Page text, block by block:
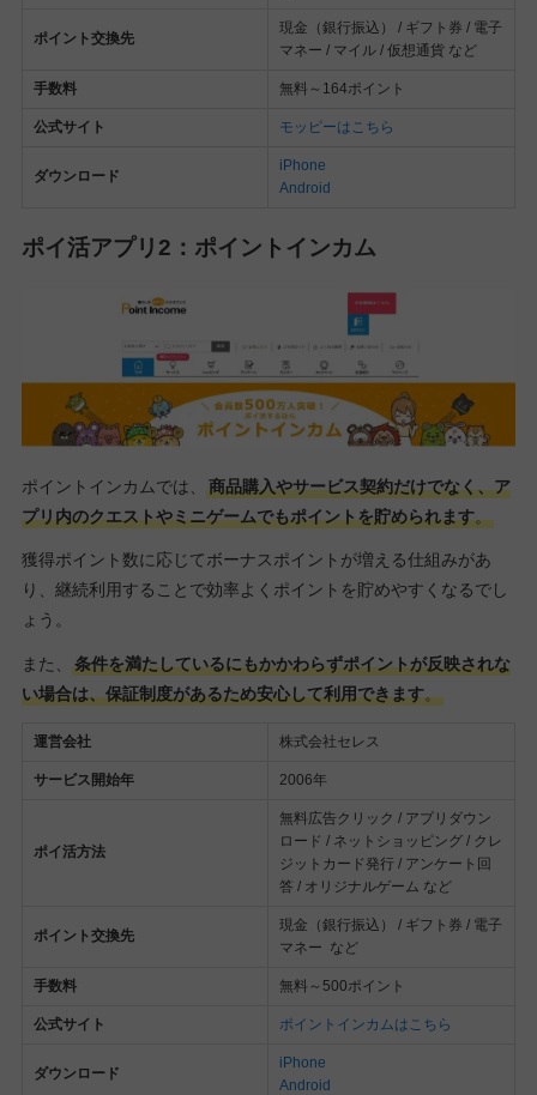
ポイント交換先
現金（銀行振込） / ギフト券 / 電子
マネー / マイル / 仮想通貨 など
手数料 無料～164ポイント
公式サイト モッピーはこちら
ダウンロード
iPhone
Android
ポイ活アプリ2：ポイントインカム
ポイントインカムでは、
商品購入やサービス契約だけでなく、ア
プリ内のクエストやミニゲームでもポイントを貯められます。
獲得ポイント数に応じてボーナスポイントが増える仕組みがあ
り、継続利用することで効率よくポイントを貯めやすくなるでし
ょう。
また、
条件を満たしているにもかかわらずポイントが反映されな
い場合は、保証制度があるため安心して利用できます。
運営会社 株式会社セレス
サービス開始年 2006年
ポイ活方法
無料広告クリック / アプリダウン
ロード / ネットショッピング / クレ
ジットカード発行 / アンケート回
答 / オリジナルゲーム など
ポイント交換先
現金（銀行振込） / ギフト券 / 電子
マネー など
手数料 無料～500ポイント
公式サイト ポイントインカムはこちら
ダウンロード
iPhone
Android